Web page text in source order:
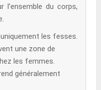
du corps,
les fesses.
une zone de
les femmes.
généralement